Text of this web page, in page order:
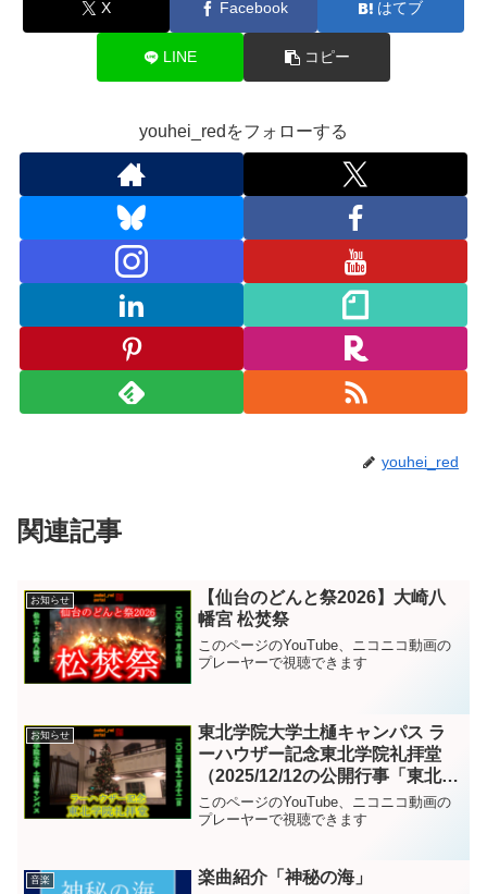
X Facebook はてブ
LINE コピー
youhei_redをフォローする
youhei_red
関連記事
お知らせ
【仙台のどんと祭2026】大崎八
幡宮 松焚祭
このページのYouTube、ニコニコ動画の
プレーヤーで視聴できます
お知らせ
東北学院大学土樋キャンパス ラ
ーハウザー記念東北学院礼拝堂
（2025/12/12の公開行事「東北学
院クリスマス」開催時にて）
このページのYouTube、ニコニコ動画の
プレーヤーで視聴できます
音楽 楽曲紹介「神秘の海」